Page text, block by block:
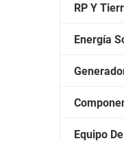
RP Y
Energía
Equipo